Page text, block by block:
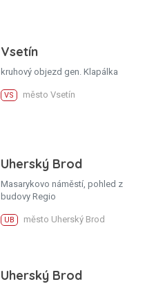
Vsetín
kruhový objezd gen. Klapálka
VS město Vsetín
Uherský Brod
Masarykovo náměstí, pohled z
budovy Regio
UB město Uherský Brod
Uherský Brod